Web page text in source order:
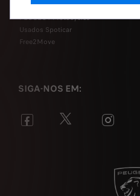
PEUGEOT Cycles
PEUGEOT Motocycles
Usados Spoticar
Free2Move
SIGA-NOS EM: